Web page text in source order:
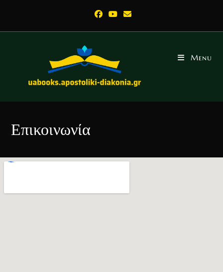
Menu
Επικοινωνία